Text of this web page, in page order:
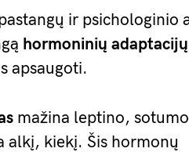
ir psichologinio
hormoninių adaptacijų
apsaugoti.
mažina leptino,
alkį, kiekį. Šis hormonų